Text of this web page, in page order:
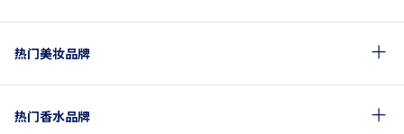
热门美妆品牌
热门香水品牌